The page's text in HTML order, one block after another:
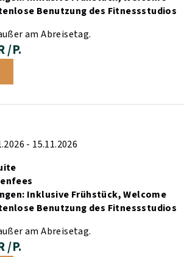
Benutzung des Fitnessstudios
am Abreisetag.
/P.
- 15.11.2026
Inklusive Frühstück,Welcome
Benutzung des Fitnessstudios
am Abreisetag.
/P.